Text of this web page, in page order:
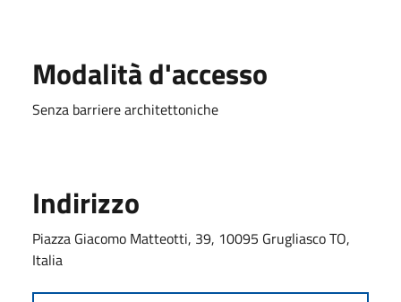
Modalità d'accesso
Senza barriere architettoniche
Indirizzo
Piazza Giacomo Matteotti, 39, 10095 Grugliasco TO,
Italia